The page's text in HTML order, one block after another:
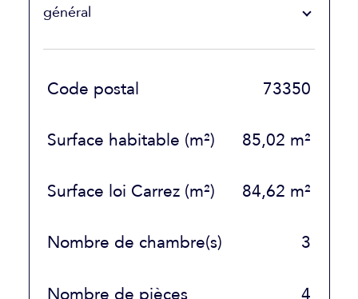
général
TRAD_SIROCCO_Caracteristique Valeurs
Code postal 73350
Surface habitable (m²) 85,02 m²
Surface loi Carrez (m²) 84,62 m²
Nombre de chambre(s) 3
Nombre de pièces 4